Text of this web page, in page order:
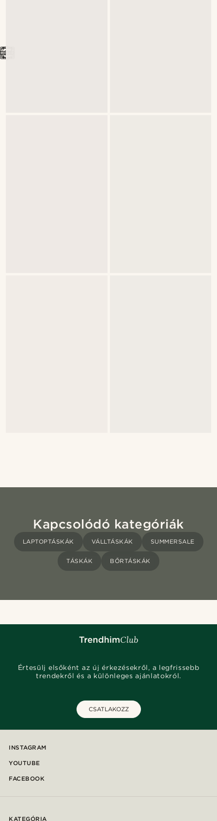
Kapcsolódó kategóriák
LAPTOPTÁSKÁK VÁLLTÁSKÁK SUMMERSALE
TÁSKÁK BŐRTÁSKÁK
Értesülj elsőként az új érkezésekről, a legfrissebb
trendekről és a különleges ajánlatokról.
CSATLAKOZZ
INSTAGRAM
YOUTUBE
FACEBOOK
KATEGÓRIA